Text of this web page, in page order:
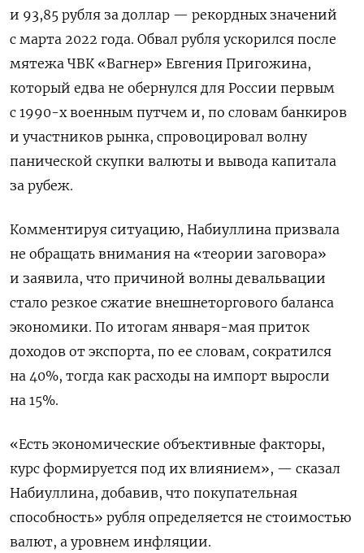
и 93,85 рубля за доллар — рекордных значений
с марта 2022 года. Обвал рубля ускорился после
мятежа ЧВК «Вагнер» Евгения Пригожина,
который едва не обернулся для России первым
с 1990-х военным путчем и, по словам банкиров
и участников рынка, спровоцировал волну
панической скупки валюты и вывода капитала
за рубеж.
Комментируя ситуацию, Набиуллина призвала
не обращать внимания на «теории заговора»
и заявила, что причиной волны девальвации
стало резкое сжатие внешнеторгового баланса
экономики. По итогам января-мая приток
доходов от экспорта, по ее словам, сократился
на 40%, тогда как расходы на импорт выросли
на 15%.
«Есть экономические объективные факторы,
курс формируется под их влиянием», — сказал
Набиуллина, добавив, что покупательная
способность» рубля определяется не стоимостью
валют, а уровнем инфляции.